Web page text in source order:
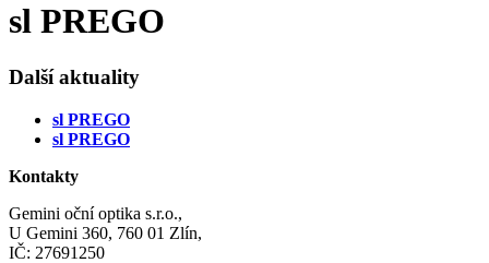
sl PREGO
Další aktuality
sl PREGO
sl PREGO
Kontakty
Gemini oční optika s.r.o.,
U Gemini 360, 760 01 Zlín,
IČ: 27691250